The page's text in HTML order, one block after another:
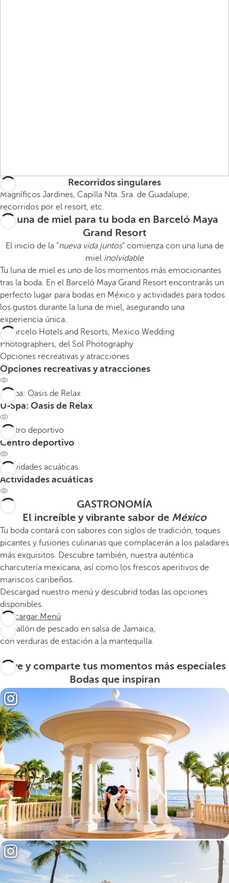
Recorridos singulares
Magníficos Jardines, Capilla Nta. Sra. de Guadalupe,
recorridos por el resort, etc.
Luna de miel para tu boda en Barceló Maya
Grand Resort
El inicio de la "nueva vida juntos" comienza con una luna de
miel inolvidable
Tu luna de miel es uno de los momentos más emocionantes
tras la boda. En el Barceló Maya Grand Resort encontrarás un
perfecto lugar para bodas en México y actividades para todos
los gustos durante la luna de miel, asegurando una
experiencia única.
Opciones recreativas y atracciones
Opciones recreativas y atracciones
U-Spa: Oasis de Relax
U-Spa: Oasis de Relax
Centro deportivo
Centro deportivo
Actividades acuáticas
Actividades acuáticas
GASTRONOMÍA
El increíble y vibrante sabor de México
Tu boda contará con sabores con siglos de tradición, toques
picantes y fusiones culinarias que complacerán a los paladares
más exquisitos. Descubre también, nuestra auténtica
charcutería mexicana, así como los frescos aperitivos de
mariscos caribeños.
Descargad nuestro menú y descubrid todas las opciones
disponibles.
Descargar Menú
Medallón de pescado en salsa de Jamaica,
con verduras de estación a la mantequilla.
Vive y comparte tus momentos más especiales
Bodas que inspiran